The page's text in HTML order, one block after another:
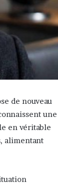
de nouveau
une
en véritable
alimentant